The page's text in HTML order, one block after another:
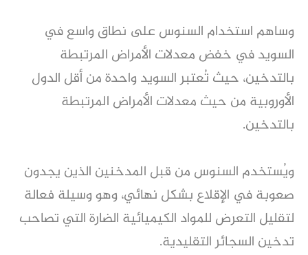
وساهم استخدام السنوس على نطاق واسع في
السويد في خفض معدلات الأمراض المرتبطة
بالتدخين، حيث تُعتبر السويد واحدة من أقل الدول
الأوروبية من حيث معدلات الأمراض المرتبطة
بالتدخين.
ويُستخدم السنوس من قبل المدخنين الذين يجدون
صعوبة في الإقلاع بشكل نهائي، وهو وسيلة فعالة
لتقليل التعرض للمواد الكيميائية الضارة التي تصاحب
تدخين السجائر التقليدية.